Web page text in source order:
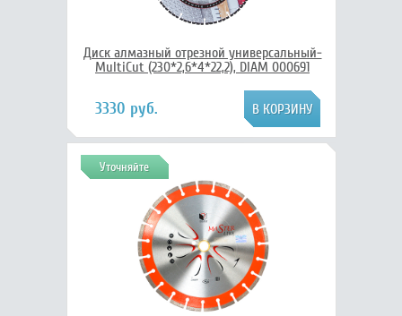
Диск алмазный отрезной универсальный-
MultiCut (230*2,6*4*22,2), DIAM 000691
3330 руб.
Уточняйте